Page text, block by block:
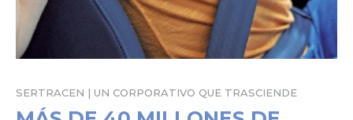
SERTRACEN | UN CORPORATIVO QUE TRASCIENDE